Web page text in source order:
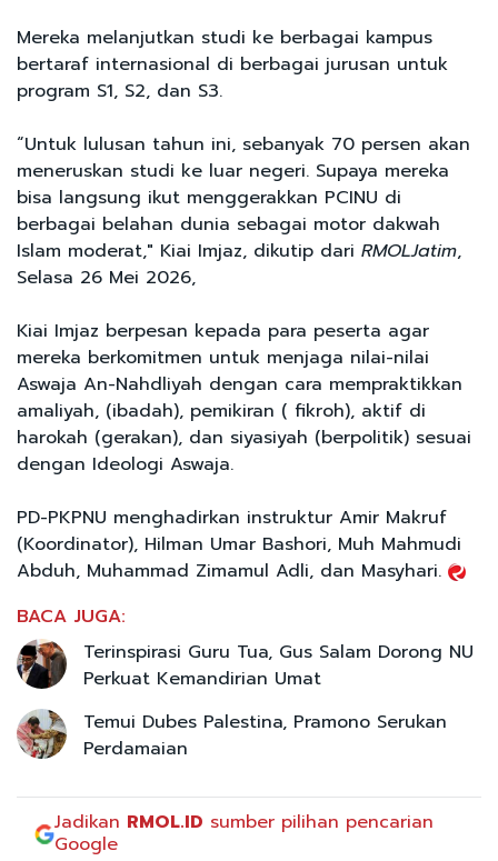
Mereka melanjutkan studi ke berbagai kampus
bertaraf internasional di berbagai jurusan untuk
program S1, S2, dan S3.
“Untuk lulusan tahun ini, sebanyak 70 persen akan
meneruskan studi ke luar negeri. Supaya mereka
bisa langsung ikut menggerakkan PCINU di
berbagai belahan dunia sebagai motor dakwah
Islam moderat," Kiai Imjaz, dikutip dari RMOLJatim,
Selasa 26 Mei 2026,
Kiai Imjaz berpesan kepada para peserta agar
mereka berkomitmen untuk menjaga nilai-nilai
Aswaja An-Nahdliyah dengan cara mempraktikkan
amaliyah, (ibadah), pemikiran ( fikroh), aktif di
harokah (gerakan), dan siyasiyah (berpolitik) sesuai
dengan Ideologi Aswaja.
PD-PKPNU menghadirkan instruktur Amir Makruf
(Koordinator), Hilman Umar Bashori, Muh Mahmudi
Abduh, Muhammad Zimamul Adli, dan Masyhari.
BACA JUGA:
Terinspirasi Guru Tua, Gus Salam Dorong NU
Perkuat Kemandirian Umat
Temui Dubes Palestina, Pramono Serukan
Perdamaian
Jadikan RMOL.ID sumber pilihan pencarian
Google